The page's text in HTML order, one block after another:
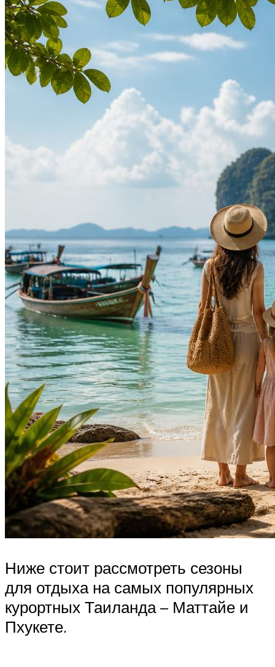
Ниже стоит рассмотреть сезоны
для отдыха на самых популярных
курортных Таиланда – Маттайе и
Пхукете.